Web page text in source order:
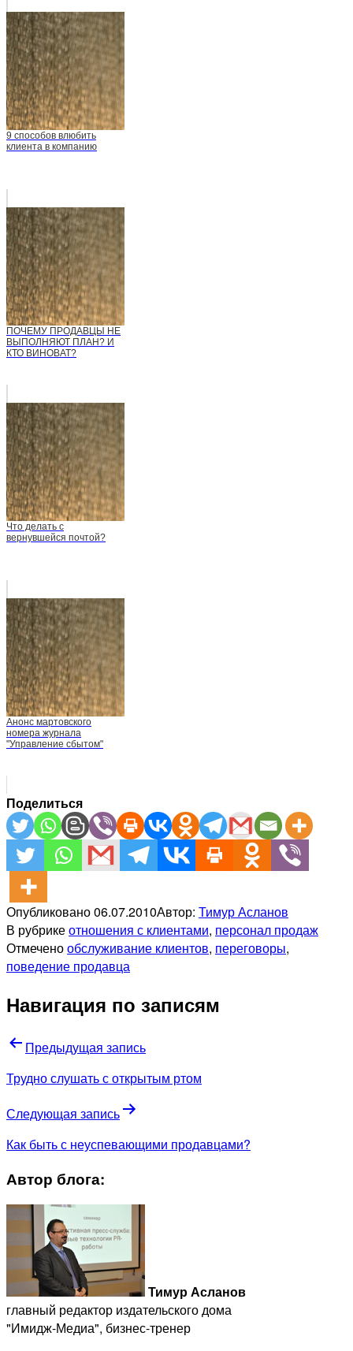
9 способов влюбить
клиента в компанию
ПОЧЕМУ ПРОДАВЦЫ НЕ
ВЫПОЛНЯЮТ ПЛАН? И
КТО ВИНОВАТ?
Что делать с
вернувшейся почтой?
Анонс мартовского
номера журнала
"Управление сбытом"
Поделиться
Опубликовано06.07.2010Автор: Тимур Асланов
В рубрикеотношения с клиентами, персонал продаж
Отмеченообслуживание клиентов, переговоры,
поведение продавца
Навигация по записям
Предыдущая запись
Трудно слушать с открытым ртом
Следующая запись
Как быть с неуспевающими продавцами?
Автор блога:
Тимур Асланов
главный редактор издательского дома
"Имидж-Медиа", бизнес-тренер